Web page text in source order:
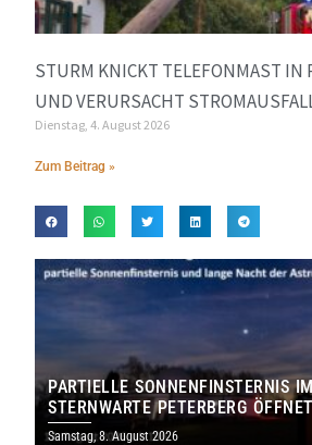
STURM KNICKT TELEFONMAST IN
UND VERURSACHT
Dienstag, 4. August 2026
Zum Beitrag »
PARTIELLE SONNENFINSTERNIS
STERNWARTE PETERBERG
IHRE TORE
Samstag, 8. August 2026